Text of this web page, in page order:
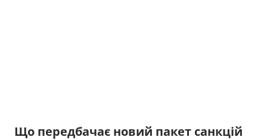
Що передбачає новий пакет санкцій